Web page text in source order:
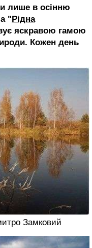
лише в осінню
"Рідна
яскравою гамою
Кожен день
Замковий